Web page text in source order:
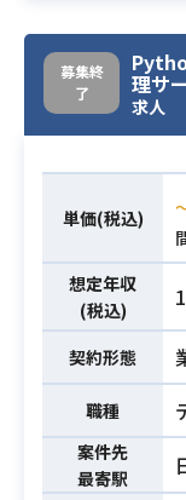
業務内容
募集終
了
理サ
求人
単価(税込)
想定年収
(税込)
契約形態
職種
案件先
最寄駅